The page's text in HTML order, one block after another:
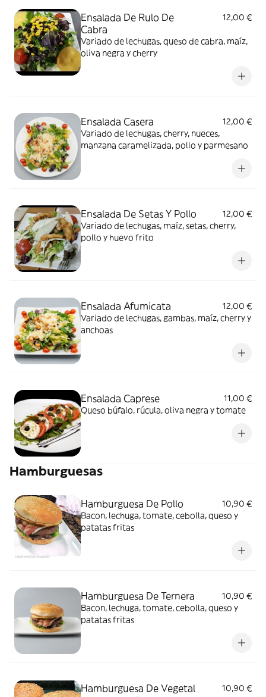
Ensalada De Rulo De
Cabra
12,00 €
Variado de lechugas, queso de cabra, maíz,
oliva negra y cherry
Ensalada Casera
12,00 €
Variado de lechugas, cherry, nueces,
manzana caramelizada, pollo y parmesano
Ensalada De Setas Y Pollo
12,00 €
Variado de lechugas, maíz, setas, cherry,
pollo y huevo frito
Ensalada Afumicata
12,00 €
Variado de lechugas, gambas, maíz, cherry y
anchoas
Ensalada Caprese
11,00 €
Queso búfalo, rúcula, oliva negra y tomate
Hamburguesas
Hamburguesa De Pollo
10,90 €
Bacon, lechuga, tomate, cebolla, queso y
patatas fritas
Hamburguesa De Ternera
10,90 €
Bacon, lechuga, tomate, cebolla, queso y
patatas fritas
Hamburguesa De Vegetal
10,90 €